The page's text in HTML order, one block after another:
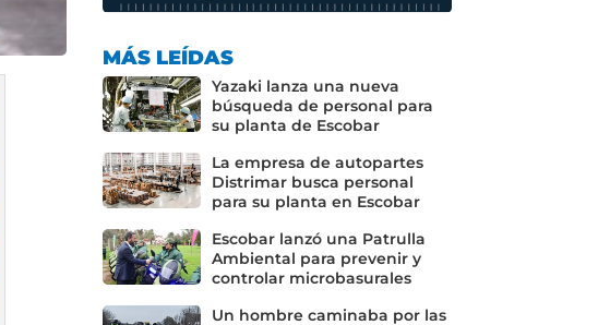
MÁS LEÍDAS
Yazaki lanza una nueva
búsqueda de personal para
su planta de Escobar
La empresa de autopartes
Distrimar busca personal
para su planta en Escobar
Escobar lanzó una Patrulla
Ambiental para prevenir y
controlar microbasurales
Un hombre caminaba por las